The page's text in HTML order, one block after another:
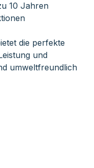
10 Jahren
die perfekte
und
umweltfreundlich